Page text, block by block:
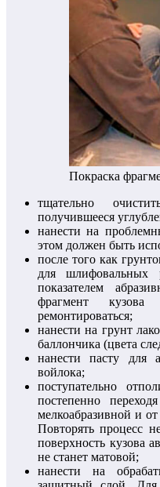
Покраска
тщательно
получившееся
нанести на
этом должен быть
после того как
для
показателем
фрагмент кузова
ремонтироваться;
нанести на грунт
баллончика (цвета
нанести пасту для
войлока;
поступательно
постепенно
мелкоабразивной и
Повторять процесс
поверхность кузова
не станет матовой;
нанести на